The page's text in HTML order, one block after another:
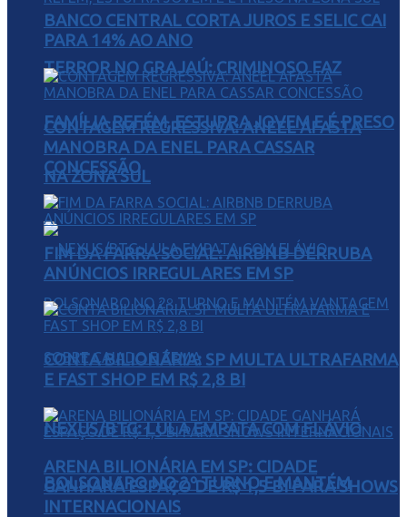
TERROR NO GRAJAÚ: CRIMINOSO FAZ
FAMÍLIA REFÉM, ESTUPRA JOVEM E É PRESO
NA ZONA SUL
NEXUS/BTG: LULA EMPATA COM FLÁVIO
BOLSONARO NO 2º TURNO E MANTÉM
BANCO CENTRAL CORTA JUROS E SELIC CAI
PARA 14% AO ANO
CONTAGEM REGRESSIVA: ANEEL AFASTA
MANOBRA DA ENEL PARA CASSAR
CONCESSÃO
FIM DA FARRA SOCIAL: AIRBNB DERRUBA
ANÚNCIOS IRREGULARES EM SP
CONTA BILIONÁRIA: SP MULTA ULTRAFARMA
E FAST SHOP EM R$ 2,8 BI
ARENA BILIONÁRIA EM SP: CIDADE
GANHARÁ ESPAÇO DE R$ 1,5 BI PARA SHOWS
INTERNACIONAIS